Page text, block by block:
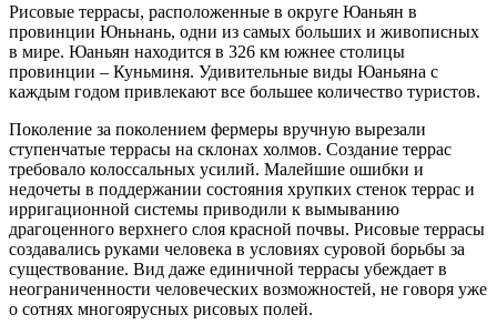
Рисовые террасы, расположенные в округе Юаньян в
провинции Юньнань, одни из самых больших и живописных
в мире. Юаньян находится в 326 км южнее столицы
провинции – Куньминя. Удивительные виды Юаньяна с
каждым годом привлекают все большее количество туристов.
Поколение за поколением фермеры вручную вырезали
ступенчатые террасы на склонах холмов. Создание террас
требовало колоссальных усилий. Малейшие ошибки и
недочеты в поддержании состояния хрупких стенок террас и
ирригационной системы приводили к вымыванию
драгоценного верхнего слоя красной почвы. Рисовые террасы
создавались руками человека в условиях суровой борьбы за
существование. Вид даже единичной террасы убеждает в
неограниченности человеческих возможностей, не говоря уже
о сотнях многоярусных рисовых полей.